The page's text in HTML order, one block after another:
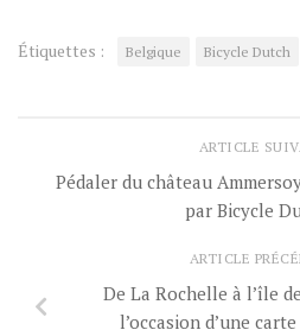
Étiquettes : Belgique Bicycle Dutch
ARTICLE
Pédaler du château
par Bicycle
ARTICLE
De La Rochelle à l’île
l’occasion d’une